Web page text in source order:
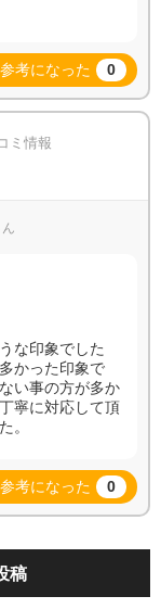
参考になった 0
ミ情報
な印象でした
かった印象で
い事の方が多か
寧に対応して頂
。
参考になった 0
稿